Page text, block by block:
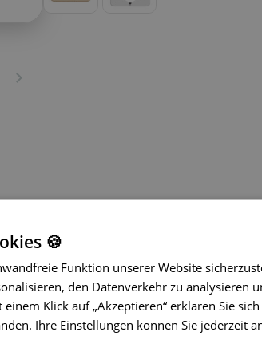
Niedliche undpraktische
PVC- und phthalatfreie Silikonhülle
🍪
Funktion unserer Website
den Datenverkehr zu analysieren
Klick auf „Akzeptieren“ erklären Sie
Ihre Einstellungen können Sie jederzeit